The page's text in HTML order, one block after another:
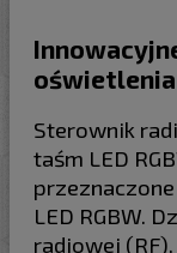
oświetlenia
Sterownik
taśm LED
LED RGBW.
radiowej